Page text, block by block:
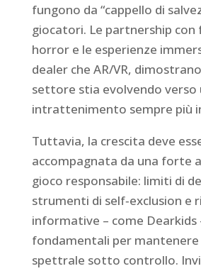
fungono da “cappello di
giocatori. Le partnership con
horror e le esperienze
dealer che AR/VR,
settore stia evolvendo verso
intrattenimento sempre più
Tuttavia, la crescita deve
accompagnata da una forte
gioco responsabile: limiti di
strumenti di self‑exclusion e
informative – come Dearkids
fondamentali per mantenere
spettrale sotto controllo.